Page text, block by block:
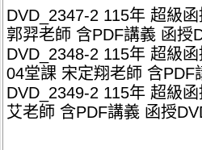
DVD_2347-2 115年 超級
郭羿老師 含PDF講義 函授
DVD_2348-2 115年 超級
04堂課 宋定翔老師 含PDF
DVD_2349-2 115年 超級
艾老師 含PDF講義 函授